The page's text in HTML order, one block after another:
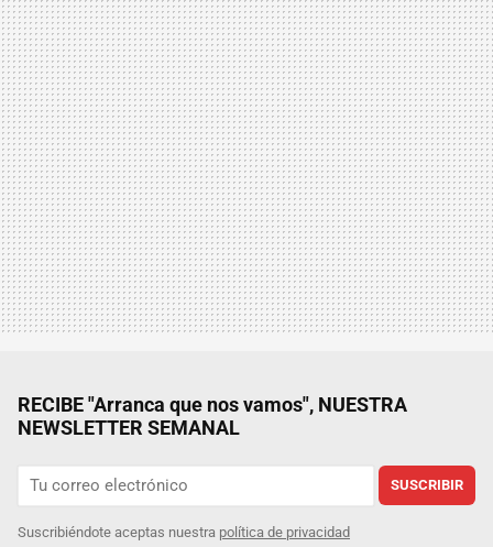
RECIBE "Arranca que nos vamos", NUESTRA
NEWSLETTER SEMANAL
SUSCRIBIR
Suscribiéndote aceptas nuestra política de privacidad